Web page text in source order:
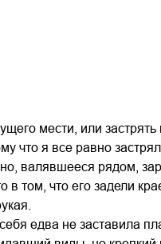
мести, или застрять
что я все равно
валявшееся рядом,
том, что его задели
едва не заставила